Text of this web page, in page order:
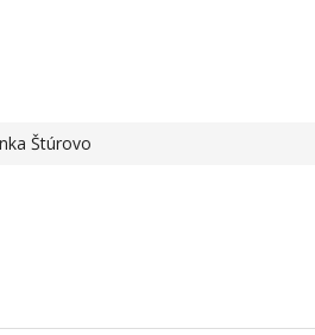
Štúrovo